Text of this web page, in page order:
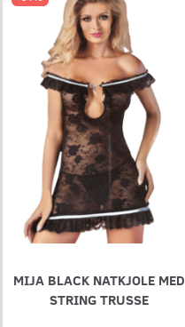
MIJA BLACK NATKJOLE MED
STRING TRUSSE